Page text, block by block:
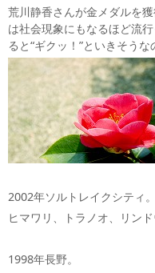
荒川静香さんが金メダルを
は社会現象にもなるほど流
ると“ギクッ！”といきそうな
2002年ソルトレイクシティ。
ヒマワリ、トラノオ、リンド
1998年長野。